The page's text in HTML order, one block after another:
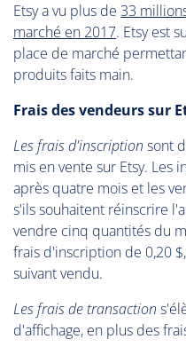
Etsy a vu plus de 33
marché en 2017. Etsy est
place de marché
produits faits main.
Frais des vendeurs sur
Les frais d'inscription sont
mis en vente sur Etsy. Les
après quatre mois et les
s'ils souhaitent réinscrire
vendre cinq quantités du
frais d'inscription de 0,20
suivant vendu.
Les frais de transaction
d'affichage, en plus des